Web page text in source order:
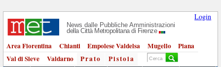
Login
News dalle Pubbliche Amministrazioni
della Città Metropolitana di Firenze
Area Fiorentina Chianti Empolese Valdelsa Mugello
Piana
Val di Sieve
Valdarno Prato
Pistoia